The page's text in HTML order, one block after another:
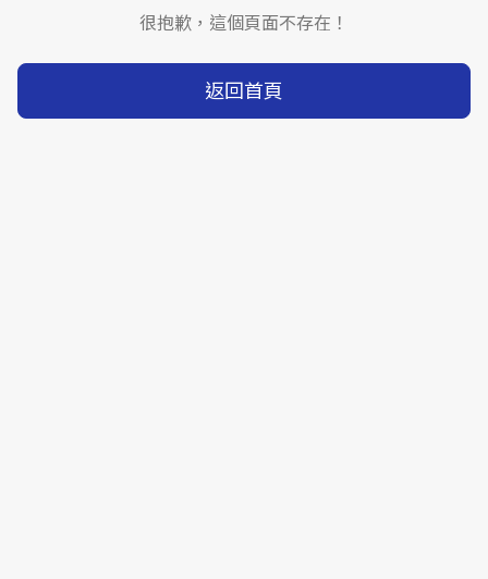
很抱歉，這個頁面不存在！
返回首頁